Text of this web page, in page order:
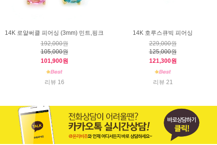
14K 로얄써클 피어싱 (3mm) 민트,핑크
192,000원
105,000원
101,900원
리뷰 16
14K 호루스큐빅 피어싱
229,000원
125,000원
121,300원
리뷰 21